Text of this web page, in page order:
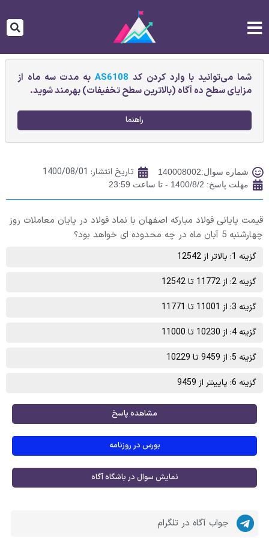
شما می‌توانید با وارد کردن کد AS6108به مدت سه ماه از
مزایای سطح ده آگاه (بالاترین سطح تخفیفات) بهرمند شوید.
راهنما
شماره سوال:140008002 تاریخ انتشار: 1400/08/01
مهلت پاسخ: 1400/8/2 - تا ساعت 23:59
قیمت پایانی فولاد مبارکه اصفهان با نماد فولاد در پایان معاملات روز
چهارشنبه 5 آبان ماه در چه محدوده ای خواهد بود؟
گزینه 1: بالاتر از 12542
گزینه 2: از 11772 تا 12542
گزینه 3: از 11001 تا 11771
گزینه 4: از 10230 تا 11000
گزینه 5: از 9459 تا 10229
گزینه 6: پایینتر از 9459
مشاهده پاسخ
بورس در روزنامه
نمایش سوال در باشگاه آگاه
جواب آگاه در تلگرام